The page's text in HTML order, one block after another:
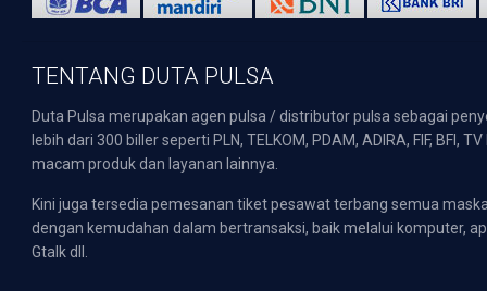
TENTANG DUTA PULSA
Duta Pulsa merupakan agen pulsa / distributor pulsa sebagai
lebih dari 300 biller seperti PLN, TELKOM, PDAM, ADIRA, FIF,
macam produk dan layanan lainnya.
Kini juga tersedia pemesanan tiket pesawat terbang semua
dengan kemudahan dalam bertransaksi, baik melalui komputer,
Gtalk dll.